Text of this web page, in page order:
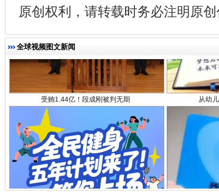
原创权利，请转载时务必注明原
全球视频图文新闻
受贿1.44亿！段成刚被判无期 从幼
全民健身五年计划来了！等你上场